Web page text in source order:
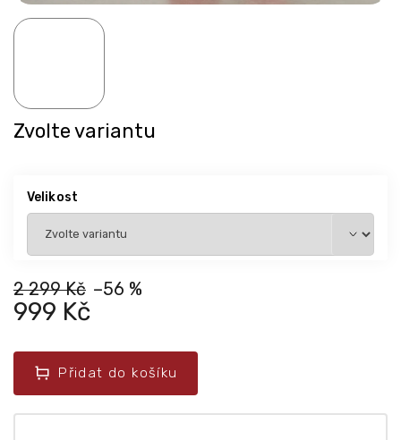
2 299 Kč –56 %
999 Kč
Zvolte variantu
Velikost
Přidat do košíku